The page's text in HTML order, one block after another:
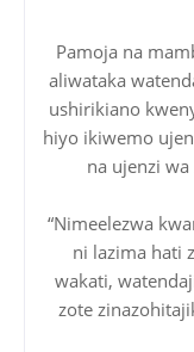
Pamoja na
aliwataka
ushirikiano
hiyo ikiwemo
na ujenzi
“Nimeelezwa
ni lazima hati
wakati,
zote